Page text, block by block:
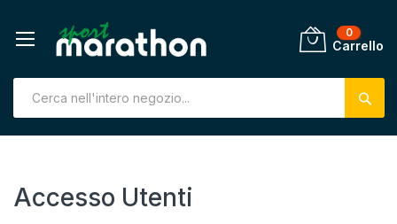
Carrello
0
contenuto
Accesso Utenti